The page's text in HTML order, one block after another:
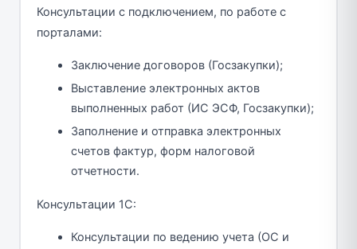
Консультации с подключением, по работе с
порталами:
Заключение договоров (Госзакупки);
Выставление электронных актов
выполненных работ (ИС ЭСФ, Госзакупки);
Заполнение и отправка электронных
счетов фактур, форм налоговой
отчетности.
Консультации 1С:
Консультации по ведению учета (ОС и